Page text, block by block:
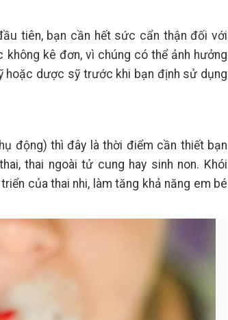
tiên, bạn cần hết sức cẩn thận đối với
kê đơn, vì chúng có thể ảnh hưởng
hoặc dược sỹ trước khi bạn định sử dụng
động) thì đây là thời điểm cần thiết bạn
thai ngoài tử cung hay sinh non. Khói
của thai nhi, làm tăng khả năng em bé